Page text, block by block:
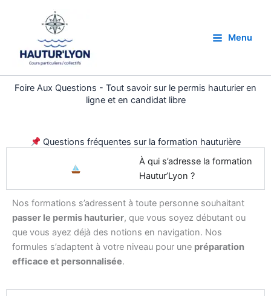
Menu
Foire Aux Questions - Tout savoir sur le permis hauturier en
ligne et en candidat libre
Questions fréquentes sur la formation hauturière
À qui s’adresse la formation
Hautur’Lyon ?
Nos formations s’adressent à toute personne souhaitant
passer le permis hauturier, que vous soyez débutant ou
que vous ayez déjà des notions en navigation. Nos
formules s’adaptent à votre niveau pour une préparation
efficace et personnalisée.